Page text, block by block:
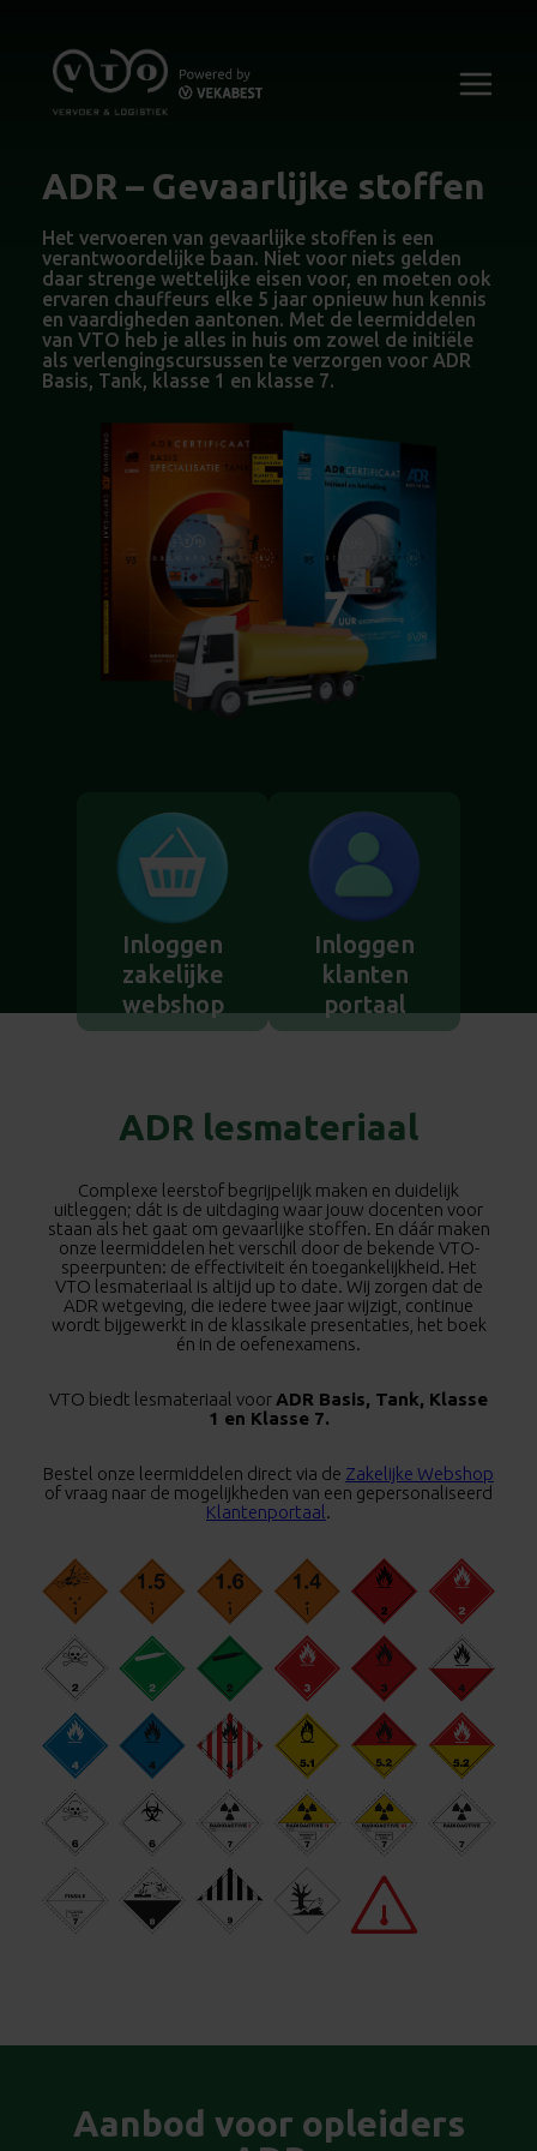
ADR – Gevaarlijke stoffen
Het vervoeren van gevaarlijke stoffen is een
verantwoordelijke baan. Niet voor niets gelden
daar strenge wettelijke eisen voor, en moeten ook
ervaren chauffeurs elke 5 jaar opnieuw hun kennis
en vaardigheden aantonen. Met de leermiddelen
van VTO heb je alles in huis om zowel de initiële
als verlengingscursussen te verzorgen voor ADR
Basis, Tank, klasse 1 en klasse 7.
Inloggen
zakelijke
webshop
Inloggen
klanten
portaal
ADR lesmateriaal
Complexe leerstof begrijpelijk maken en duidelijk
uitleggen; dát is de uitdaging waar jouw docenten voor
staan als het gaat om gevaarlijke stoffen. En dáár maken
onze leermiddelen het verschil door de bekende VTO-
speerpunten: de effectiviteit én toegankelijkheid. Het
VTO lesmateriaal is altijd up to date. Wij zorgen dat de
ADR wetgeving, die iedere twee jaar wijzigt, continue
wordt bijgewerkt in de klassikale presentaties, het boek
én in de oefenexamens.
VTO biedt lesmateriaal voor ADR Basis, Tank, Klasse
1 en Klasse 7.
Bestel onze leermiddelen direct via de Zakelijke Webshop
of vraag naar de mogelijkheden van een gepersonaliseerd
Klantenportaal .
Aanbod voor opleiders